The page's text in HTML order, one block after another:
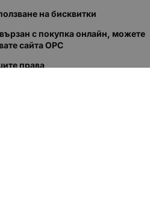
на бисквитки
с покупка онлайн, можете
сайта ОРС
права